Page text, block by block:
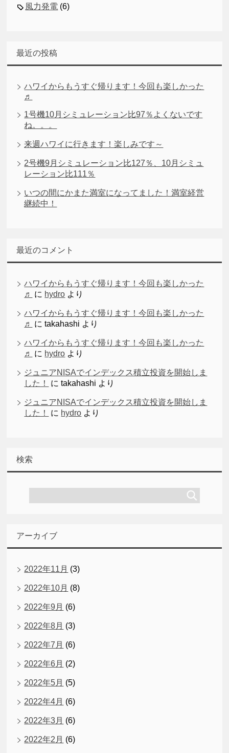
風力発電 (6)
最近の投稿
ハワイからもうすぐ帰ります！今回も楽しかった
♬
1号機10月シミュレーション比97％よくないです
ね。。。
来週ハワイに行きます！楽しみです～
2号機9月シミュレーション比127％、10月シミュ
レーション比111％
いつの間にかまた満室になってました！満室経営
継続中！
最近のコメント
ハワイからもうすぐ帰ります！今回も楽しかった
♬
に hydro より
ハワイからもうすぐ帰ります！今回も楽しかった
♬
にtakahashi より
ハワイからもうすぐ帰ります！今回も楽しかった
♬
に hydro より
ジュニアNISAでインデックス積立投資を開始しま
した！
にtakahashi より
ジュニアNISAでインデックス積立投資を開始しま
した！
に hydro より
検索
アーカイブ
2022年11月 (3)
2022年10月 (8)
2022年9月 (6)
2022年8月 (3)
2022年7月 (6)
2022年6月 (2)
2022年5月 (5)
2022年4月 (6)
2022年3月 (6)
2022年2月 (6)